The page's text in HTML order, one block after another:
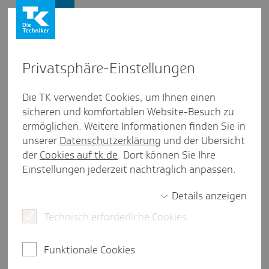
Neue Quali­täts­ver­träge in der
statio­nären Schmerz­the­ra­pie:
BARMER, Tech­niker Kran­ken­
kasse und Deut­sche Schmerz­
ge­sell­schaft e.V. verbes­sern die
Kran­ken­haus­ver­sor­gung für
chro­nisch Schmerz­er­krankte in
Pres­se­mit­tei­lung
Presse und Politik Krankenhausversorgung
Privat­sphäre-Einstel­lungen
Die TK verwendet Cookies, um Ihnen einen
sicheren und komfortablen Website-Besuch zu
ermöglichen. Weitere Informationen finden Sie in
unserer Datenschutzerklärung und der Übersicht
der Cookies auf tk.de. Dort können Sie Ihre
Einstellungen jederzeit nachträglich anpassen.
Details anzeigen
Technisch erforderliche Cookies
Funktionale Cookies